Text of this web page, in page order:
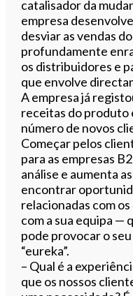
catalisador da
empresa
desviar as vendas
profundamente
os distribuidores e
que envolve
A empresa já
receitas do produto
número de novos
Começar pelos
para as empresas
análise e aumenta
encontrar
relacionadas com
com a sua equipa —
pode provocar o
“eureka”.
– Qual é a
que os nossos